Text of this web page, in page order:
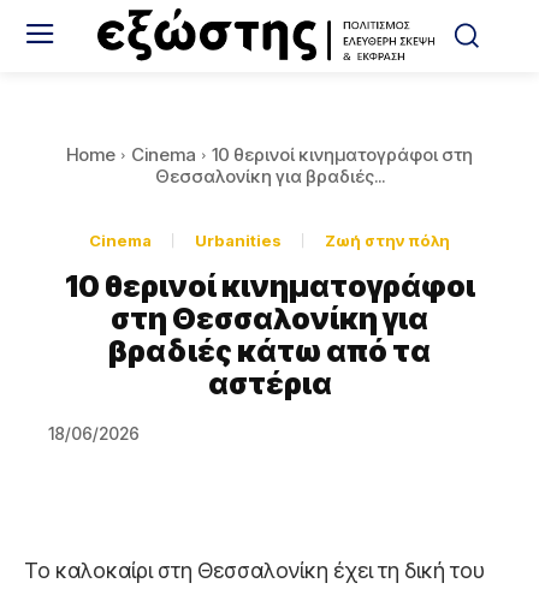
Home Cinema
10 θερινοί κινηματογράφοι στη
Θεσσαλονίκη για βραδιές...
Cinema Urbanities Ζωή στην πόλη
10 θερινοί κινηματογράφοι
στη Θεσσαλονίκη για
βραδιές κάτω από τα
αστέρια
18/06/2026
Το καλοκαίρι στη Θεσσαλονίκη έχει τη δική του